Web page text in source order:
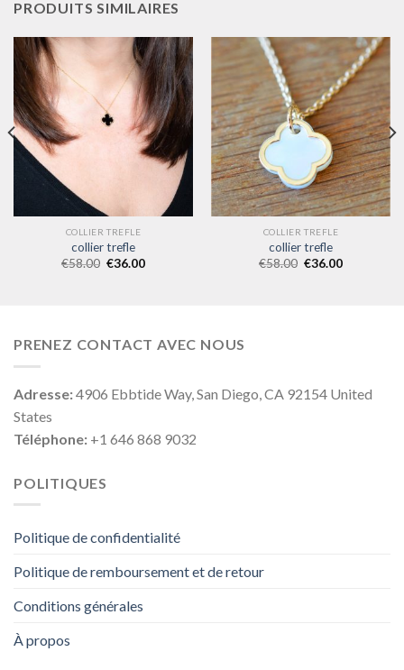
PRODUITS SIMILAIRES
COLLIER TREFLE
collier trefle
€58.00 €36.00
COLLIER TREFLE
collier trefle
€58.00 €36.00
PRENEZ CONTACT AVEC NOUS
Adresse:4906 Ebbtide Way, San Diego, CA 92154 United
States
Téléphone: +1 646 868 9032
POLITIQUES
Politique de confidentialité
Politique de remboursement et de retour
Conditions générales
À propos